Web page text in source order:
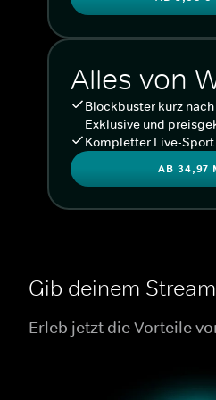
Alles von
Blockbuster kurz
Exklusive und
Kompletter Live-Sport
AB 34,97
Gib deinem
Erleb jetzt die Vorteile